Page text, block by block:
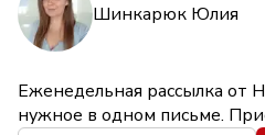
Шинкарюк Юлия
Еженедельная рассылка от
нужное в одном письме.